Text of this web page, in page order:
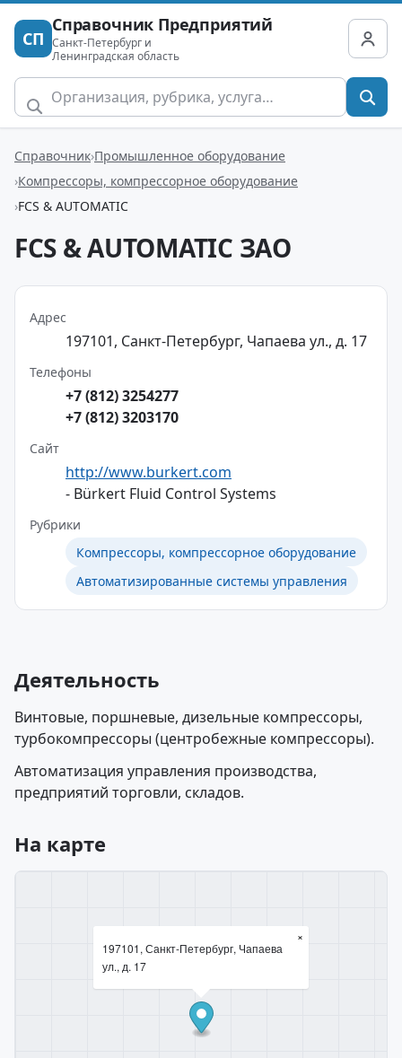
СП
Справочник Предприятий
Санкт-Петербург и
Ленинградская область
Справочник Промышленное оборудование
Компрессоры, компрессорное оборудование
FCS & AUTOMATIC
FCS & AUTOMATIC ЗАО
Адрес
197101, Санкт-Петербург, Чапаева ул., д. 17
Телефоны
+7 (812) 3254277
+7 (812) 3203170
Сайт
http://www.burkert.com
- Bürkert Fluid Control Systems
Рубрики
Компрессоры, компрессорное оборудование
Автоматизированные системы управления
Деятельность
Винтовые, поршневые, дизельные компрессоры,
турбокомпрессоры (центробежные компрессоры).
Автоматизация управления производства,
предприятий торговли, складов.
На карте
197101, Санкт-Петербург, Чапаева
ул., д. 17
×